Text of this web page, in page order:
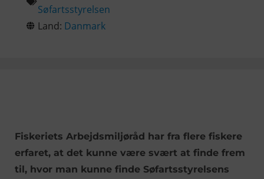
Søfartsstyrelsen
Land: Danmark
Fiskeriets Arbejdsmiljøråd har fra flere fiskere
erfaret, at det kunne være svært at finde frem
til, hvor man kunne finde Søfartsstyrelsens